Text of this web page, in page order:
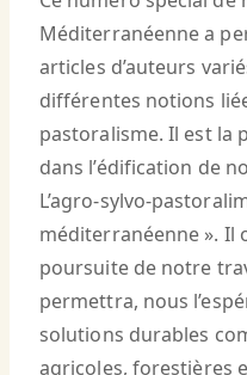
Méditerranéenne a
articles d’auteurs
différentes notions
pastoralisme. Il est la
dans l’édification de
L’agro-sylvo-
méditerranéenne ». Il
poursuite de notre
permettra, nous
solutions durables
agricoles, forestières